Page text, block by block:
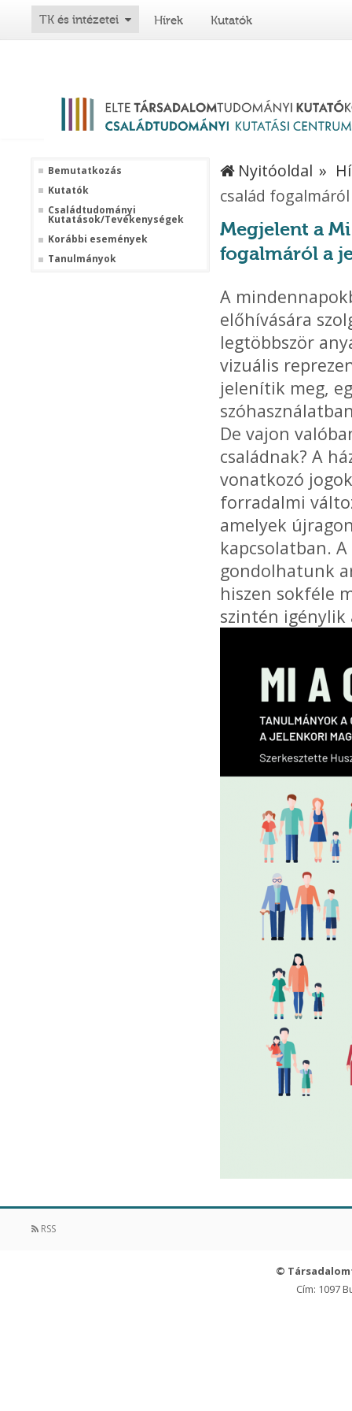
TK és intézetei Hírek Kutatók
Bemutatkozás
Kutatók
Családtudományi
Kutatások/Tevékenységek
Korábbi események
Tanulmányok
Nyitóoldal
család
Megjelent a
fogalmáról a
A
előhívására
legtöbbször
vizuális
jelenítik meg,
De vajon
családnak? A
vonatkozó
forradalmi
amelyek
kapcsolatban.
gondolhatunk
hiszen sokféle
szintén igénylik
RSS
©
Cím: 1097